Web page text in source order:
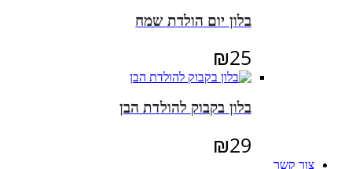
בלון יום הולדת שמח
₪25
בלון בקבוק להולדת הבן
₪29
צור קשר